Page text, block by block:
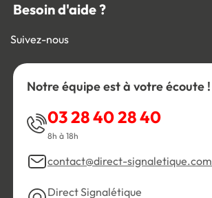
Besoin d'aide ?
Suivez-nous
Notre équipe est à votre écoute !
03 28 40 28 40
8h à 18h
contact@direct-signaletique.com
Direct Signalétique